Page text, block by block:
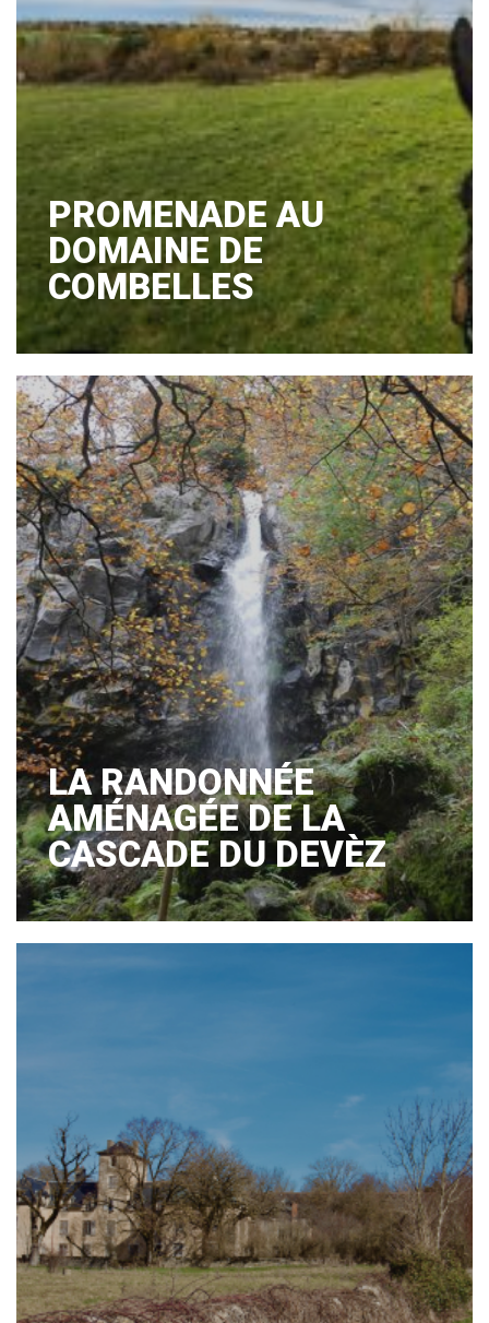
PROMENADE AU
DOMAINE DE
COMBELLES
LA RANDONNÉE
AMÉNAGÉE DE LA
CASCADE DU DEVÈZ